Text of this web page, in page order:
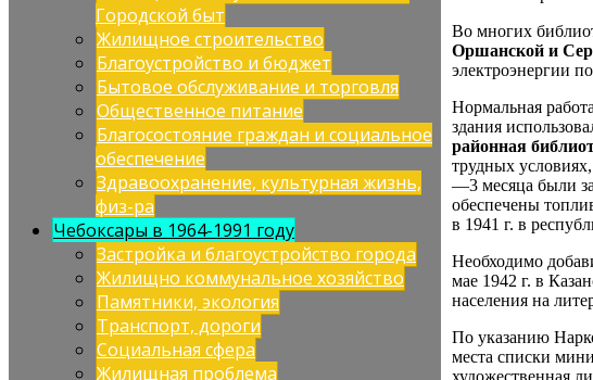
Городской быт
Жилищное строительство
Благоустройство и бюджет
Бытовое обслуживание и торговля
Общественное питание
Благосостояние граждан и социальное
обеспечение
Здравоохранение, культурная жизнь,
физ-ра
Чебоксары в 1964-1991 году
Застройка и благоустройство города
Жилищно коммунальное хозяйство
Памятники, экология
Транспорт, дороги
Социальная сфера
Жилищная проблема
Во многих
Оршанской и
электроэнергии
Нормальная
здания
районная
трудных
—3 месяца были
обеспечены
в 1941 г. в
Необходимо
мае 1942 г. в
населения на
По указанию
места списки